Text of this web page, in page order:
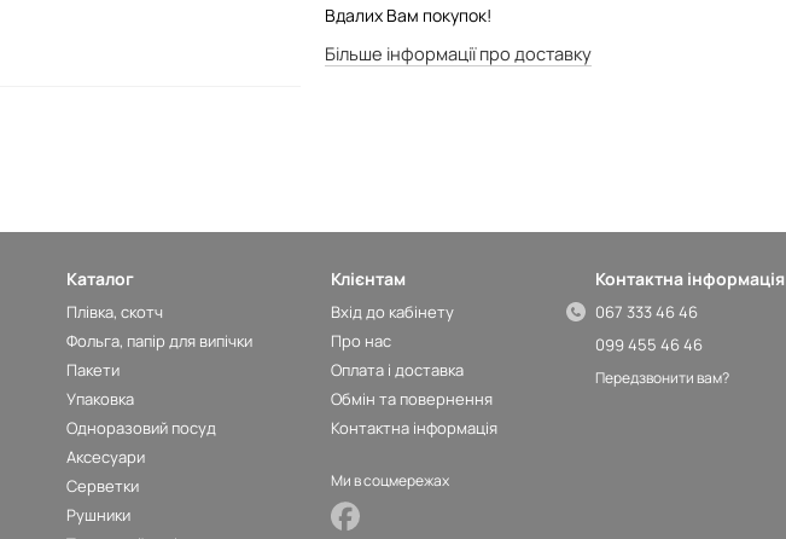
Вдалих Вам покупок!
Більше інформації про доставку
Каталог
Плівка, скотч
Фольга, папір для випічки
Пакети
Упаковка
Одноразовий посуд
Аксесуари
Серветки
Рушники
Клієнтам
Вхід до кабінету
Про нас
Оплата і доставка
Обмін та повернення
Контактна інформація
Ми в соцмережах
Контактна інформація
067 333 46 46
099 455 46 46
Передзвонити вам?